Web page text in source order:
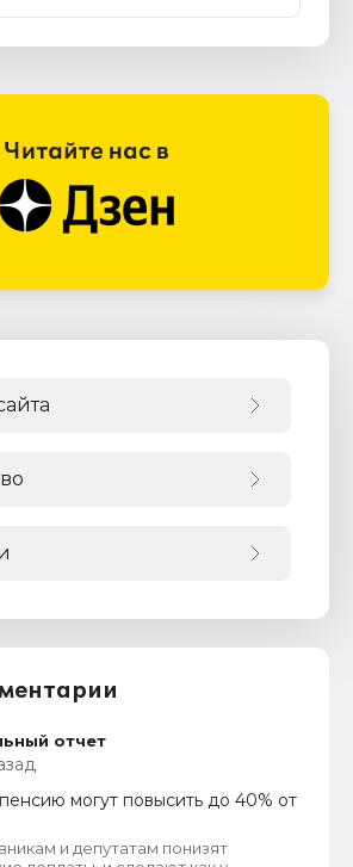
отчет
могут повысить до 40% от
и депутатам понизят